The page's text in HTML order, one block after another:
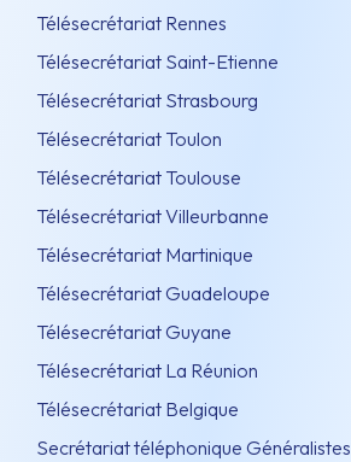
Télésecrétariat Rennes
Télésecrétariat Saint-Etienne
Télésecrétariat Strasbourg
Télésecrétariat Toulon
Télésecrétariat Toulouse
Télésecrétariat Villeurbanne
Télésecrétariat Martinique
Télésecrétariat Guadeloupe
Télésecrétariat Guyane
Télésecrétariat La Réunion
Télésecrétariat Belgique
Secrétariat téléphonique Généralistes